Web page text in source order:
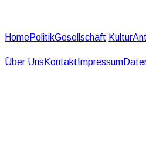
HomePolitikGesellschaft Kultur
Über Uns Kontakt Impressum